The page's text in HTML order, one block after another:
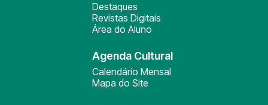
Destaques
Revistas Digitais
Área do Aluno
Agenda Cultural
Calendário Mensal
Mapa do Site